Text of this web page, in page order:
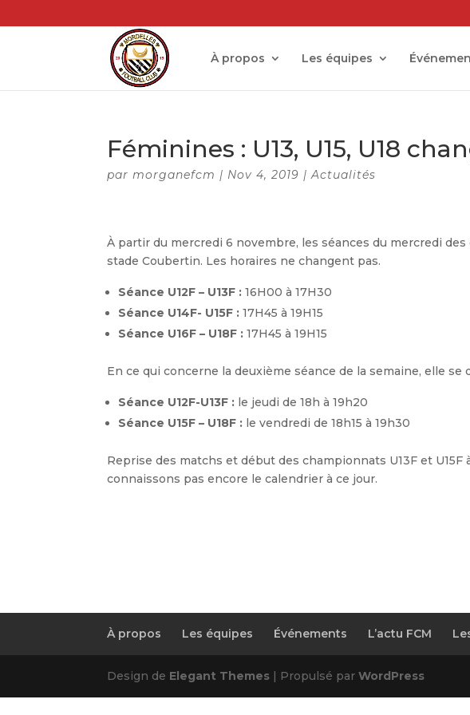
À propos Les équipes
Féminines : U13, U15, U18
parmorganefcm | Nov 4, 2019 |Actualités
À partir du mercredi 6 novembre, les séances du mercredi des
stade Coubertin. Les horaires ne changent pas.
Séance U12F – U13F : 16H00 à 17H30
Séance U14F- U15F : 17H45 à 19H15
Séance U16F – U18F : 17H45 à 19H15
En ce qui concerne la deuxième séance de la semaine, elle se
Séance U12F-U13F : le jeudi de 18h à 19h20
Séance U15F – U18F : le vendredi de 18h15 à 19h30
Reprise des matchs et début des championnats U13F et
connaissons pas encore le calendrier à ce jour.
À propos Les équipes Événements L’actu FCM
Design de Elegant Themes | Propulsé parWordPress